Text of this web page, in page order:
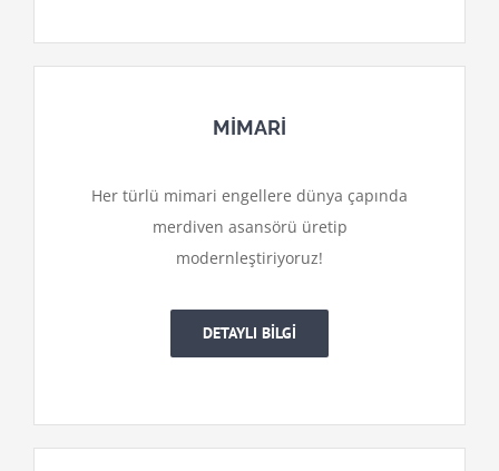
MİMARİ
Her türlü mimari engellere dünya çapında
merdiven asansörü üretip
modernleştiriyoruz!
DETAYLI BİLGİ